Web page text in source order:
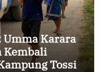
Umma Karara
Kembali
Tossi